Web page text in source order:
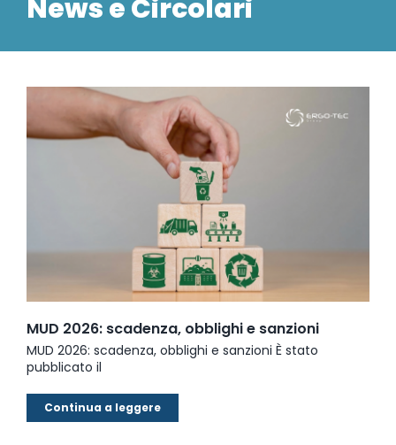
News e Circolari
MUD 2026: scadenza, obblighi e sanzioni
MUD 2026: scadenza, obblighi e sanzioni È stato
pubblicato il
Continua a leggere